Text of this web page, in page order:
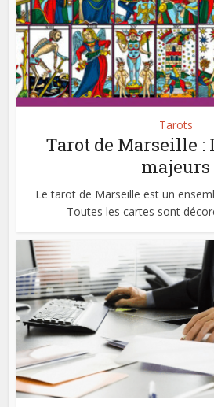
Tarots
Tarot de Marseille :
majeurs
Le tarot de Marseille est un
Toutes les cartes sont